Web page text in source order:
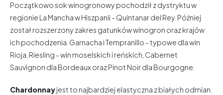
Początkowo sok winogronowy pochodził z dystryktu w
regionie La Mancha w Hiszpanii - Quintanar del Rey. Później
został rozszerzony zakres gatunków winogron oraz krajów
ich pochodzenia. Garnacha i Tempranillo - typowe dla win
Rioja, Riesling - win moselskich i reńskich, Cabernet
Sauvignon dla Bordeaux oraz Pinot Noir dla Bourgogne.
Chardonnayjest to najbardziej elastyczna z białych odmian.